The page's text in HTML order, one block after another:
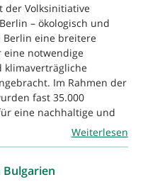
der Volksinitiative
– ökologisch und
Berlin eine breitere
eine notwendige
klimaverträgliche
Im Rahmen der
fast 35.000
eine nachhaltige und
Weiterlesen